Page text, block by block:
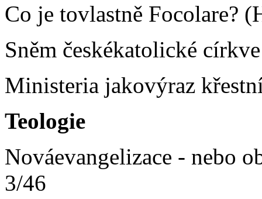
Co je tovlastně Focolare?
Sněm českékatolické
Ministeria jakovýraz
Teologie
Nováevangelizace - nebo
3/46